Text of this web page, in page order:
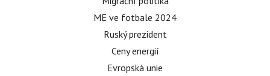
ME ve fotbale 2024
Ruský prezident
Ceny energií
Evropská unie